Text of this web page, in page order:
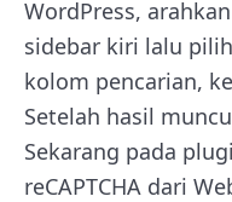
WordPress,
sidebar kiri lalu
kolom pencarian,
Setelah hasil
Sekarang pada
reCAPTCHA dari